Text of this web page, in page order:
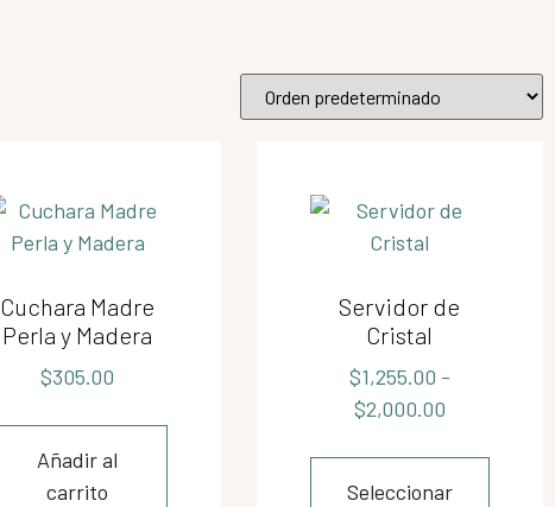
Cuchara Madre
Perla y Madera
$305.00
Añadir al
carrito
Servidor de
Cristal
$1,255.00 -
$2,000.00
Seleccionar